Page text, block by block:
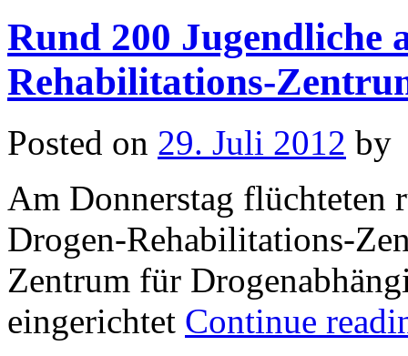
Rund 200 Jugendliche
Rehabilitations-
Posted on 29. Juli 2012 by
Am Donnerstag flüchteten
Drogen-Rehabilitations-
Zentrum für
eingerichtet Continue